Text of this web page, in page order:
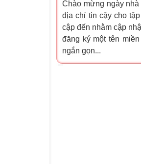
Chào mừng ngày
địa chỉ tin cậy cho
cập đến nhằm cập
đăng ký một tên
ngắn gọn...